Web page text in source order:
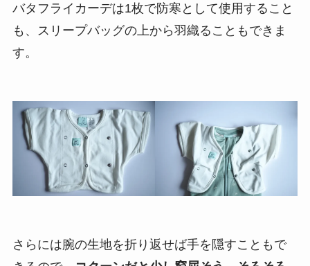
バタフライカーデは1枚で防寒として使用すること
も、スリープバッグの上から羽織ることもできま
す。
さらには腕の生地を折り返せば手を隠すこともで